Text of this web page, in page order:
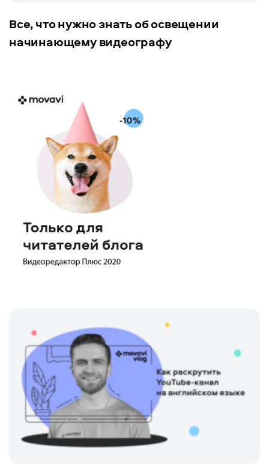
Все, что нужно знать об освещении
начинающему видеографу